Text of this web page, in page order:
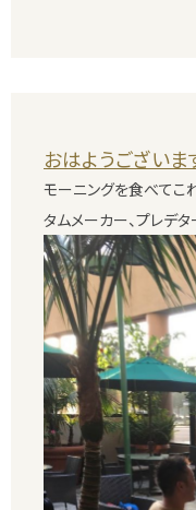
おはようございま
モーニングを食べてこ
タムメーカー、プレデタ